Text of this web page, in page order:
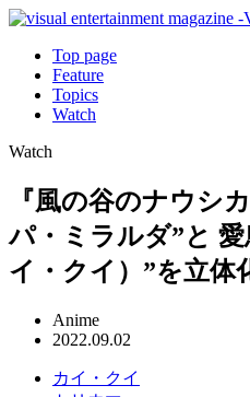
Top page
Feature
Topics
Watch
Watch
『風の谷のナウシ
パ・ミラルダ”と
イ・クイ）”を立体
Anime
2022.09.02
カイ・クイ